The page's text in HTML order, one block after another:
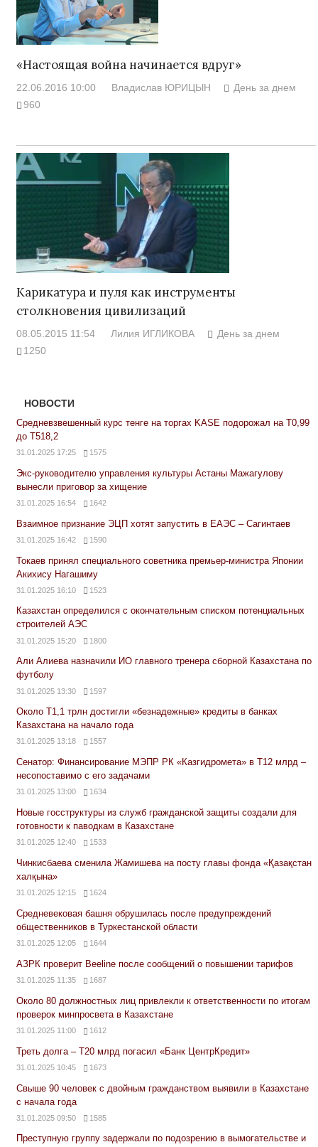
«Настоящая война начинается вдруг»
22.06.2016 10:00 Владислав ЮРИЦЫН
День за днем
960
Карикатура и пуля как инструменты
столкновения цивилизаций
08.05.2015 11:54 Лилия ИГЛИКОВА
День за днем
1250
НОВОСТИ
Средневзвешенный курс тенге на торгах KASE подорожал на Т0,99
до Т518,2
31.01.2025 17:25 1575
Экс-руководителю управления культуры Астаны Мажагулову
вынесли приговор за хищение
31.01.2025 16:54 1642
Взаимное признание ЭЦП хотят запустить в ЕАЭС – Сагинтаев
31.01.2025 16:42 1590
Токаев принял специального советника премьер-министра Японии
Акихису Нагашиму
31.01.2025 16:10 1523
Казахстан определился с окончательным списком потенциальных
строителей АЭС
31.01.2025 15:20 1800
Али Алиева назначили ИО главного тренера сборной Казахстана по
футболу
31.01.2025 13:30 1597
Около Т1,1 трлн достигли «безнадежные» кредиты в банках
Казахстана на начало года
31.01.2025 13:18 1557
Сенатор: Финансирование МЭПР РК «Казгидромета» в Т12 млрд –
несопоставимо с его задачами
31.01.2025 13:00 1634
Новые госструктуры из служб гражданской защиты создали для
готовности к паводкам в Казахстане
31.01.2025 12:40 1533
Чинкисбаева сменила Жамишева на посту главы фонда «Қазақстан
халқына»
31.01.2025 12:15 1624
Средневековая башня обрушилась после предупреждений
общественников в Туркестанской области
31.01.2025 12:05 1644
АЗРК проверит Beeline после сообщений о повышении тарифов
31.01.2025 11:35 1687
Около 80 должностных лиц привлекли к ответственности по итогам
проверок минпросвета в Казахстане
31.01.2025 11:00 1612
Треть долга – Т20 млрд погасил «Банк ЦентрКредит»
31.01.2025 10:45 1673
Свыше 90 человек с двойным гражданством выявили в Казахстане
с начала года
31.01.2025 09:50 1585
Преступную группу задержали по подозрению в вымогательстве и